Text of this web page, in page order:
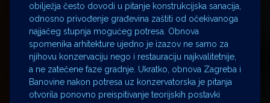
obilježja često dovodi u pitanje konstrukcijska sanacija,
odnosno privođenje građevina zaštiti od očekivanoga
najjačeg stupnja mogućeg potresa. Obnova
spomenika arhitekture ujedno je izazov ne samo za
njihovu konzervaciju nego i restauraciju najkvalitetnije,
a ne zatečene faze gradnje. Ukratko, obnova Zagreba i
Banovine nakon potresa uz konzervatorska je pitanja
otvorila ponovno preispitivanje teorijskih postavki